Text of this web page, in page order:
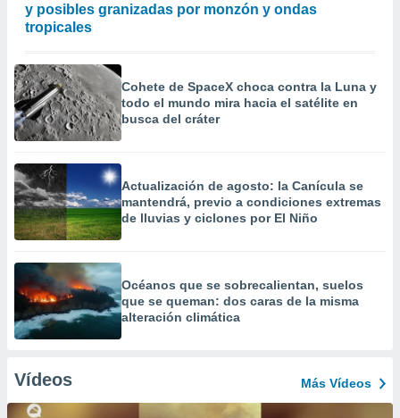
y posibles granizadas por monzón y ondas
tropicales
Cohete de SpaceX choca contra la Luna y
todo el mundo mira hacia el satélite en
busca del cráter
Actualización de agosto: la Canícula se
mantendrá, previo a condiciones extremas
de lluvias y ciclones por El Niño
Océanos que se sobrecalientan, suelos
que se queman: dos caras de la misma
alteración climática
Vídeos Más Vídeos